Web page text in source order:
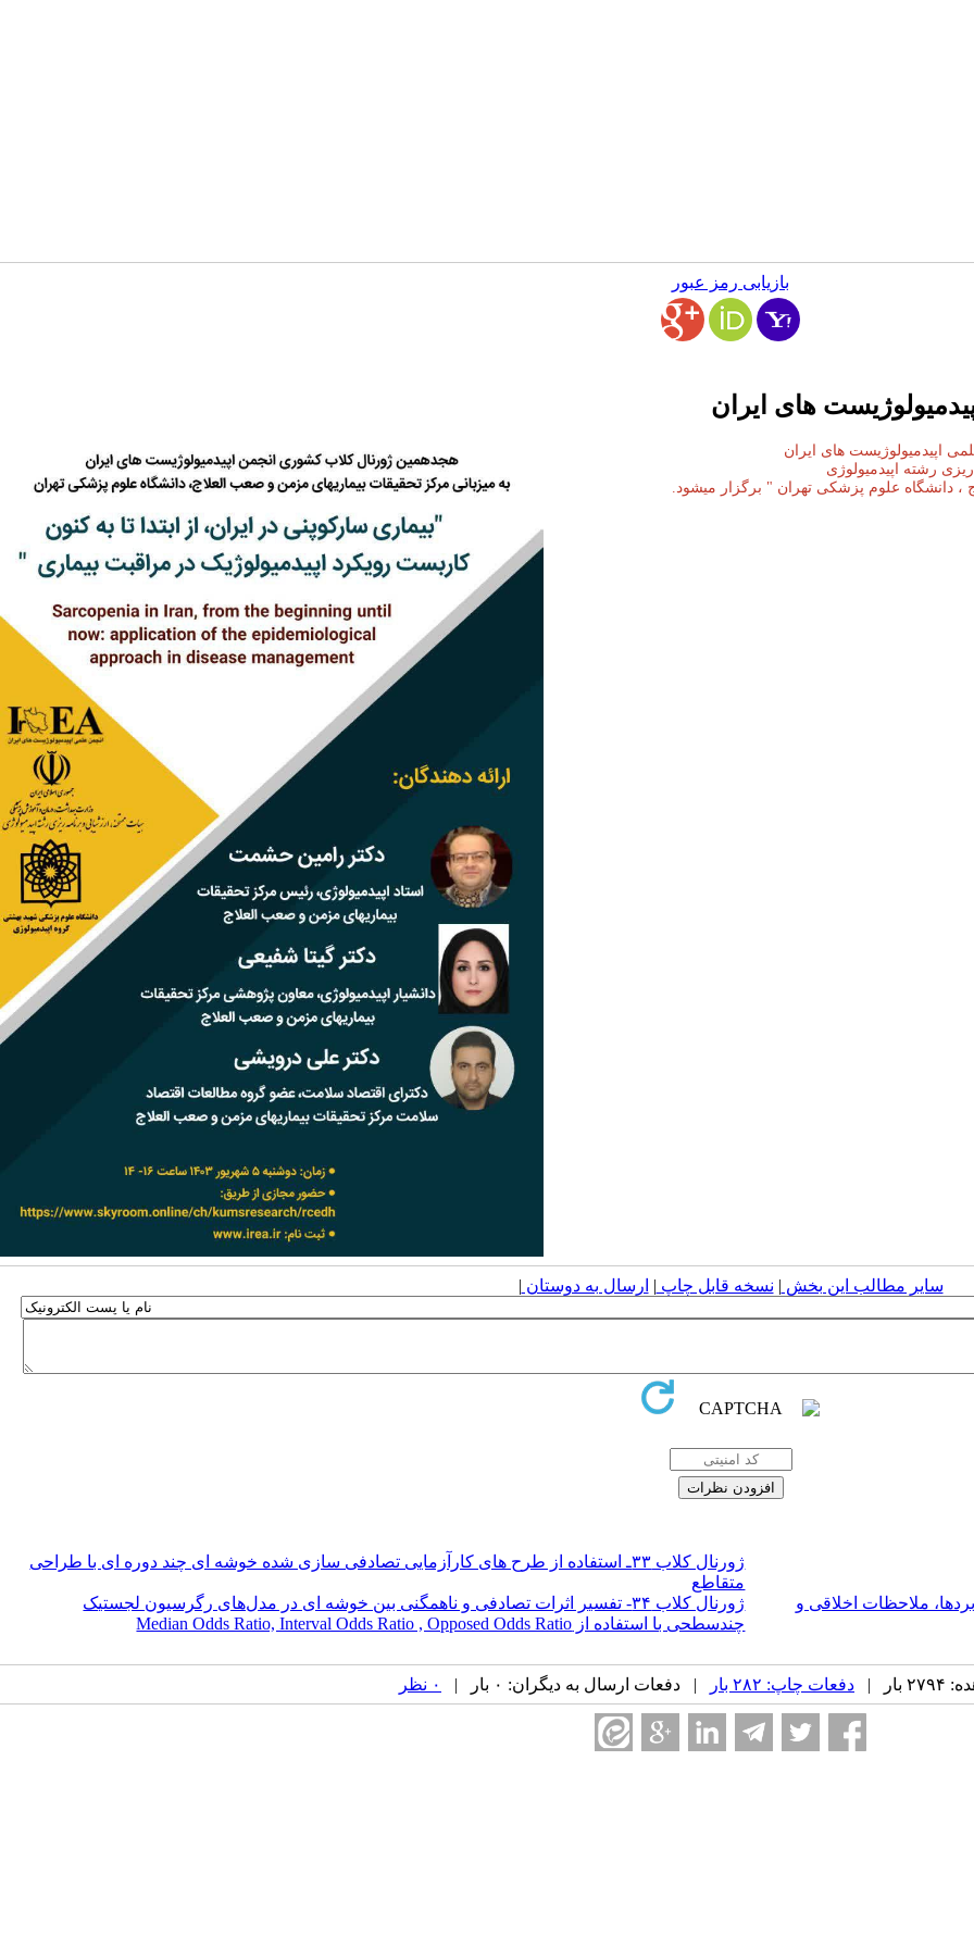
بازیابی رمز عبور
های ایران
اپیدمیولوژیست های ایران
رشته اپیدمیولوژی
، دانشگاه علوم پزشکی تهران " برگزار میشود.
سایر مطالب این بخش | نسخه قابل چاپ | ارسال به دوستان |
ژورنال کلاب ۳۳ـ استفاده از طرح های کارآزمایی تصادفی سازی شده خوشه ای چند دوره ای با طراحی
متقاطع
ملاحظات اخلاقی و
ژورنال کلاب ۳۴- تفسیر اثرات تصادفی و ناهمگنی بین خوشه ای در مدل‌های رگرسیون لجستیک
چندسطحی با استفاده از M‌edian Odds Ratio, Interval Odds Ratio , Opposed Odds Ratio
| دفعات چاپ: ۲۸۲ بار | دفعات ارسال به دیگران: ۰ بار | ۰ نظر